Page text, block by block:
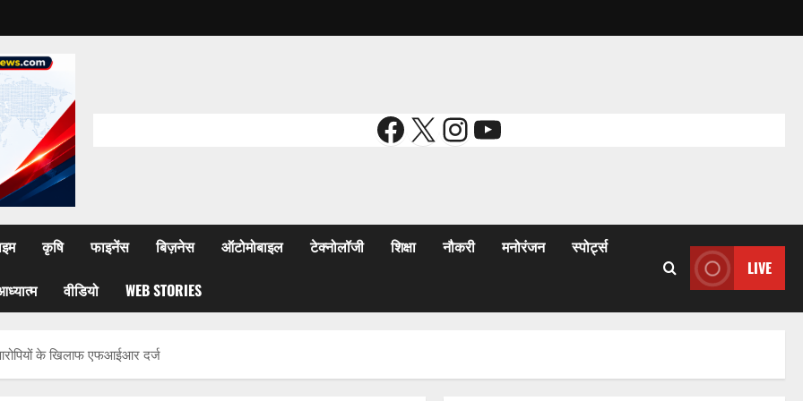
Facebook
X Instagram
YouTube
कृषि फाइनेंस बिज़नेस ऑटोमोबाइल टेक्नोलॉजी शिक्षा नौकरी मनोरंजन स्पोर्ट्स
वीडियो WEB STORIES
LIVE
के खिलाफ एफआईआर दर्ज